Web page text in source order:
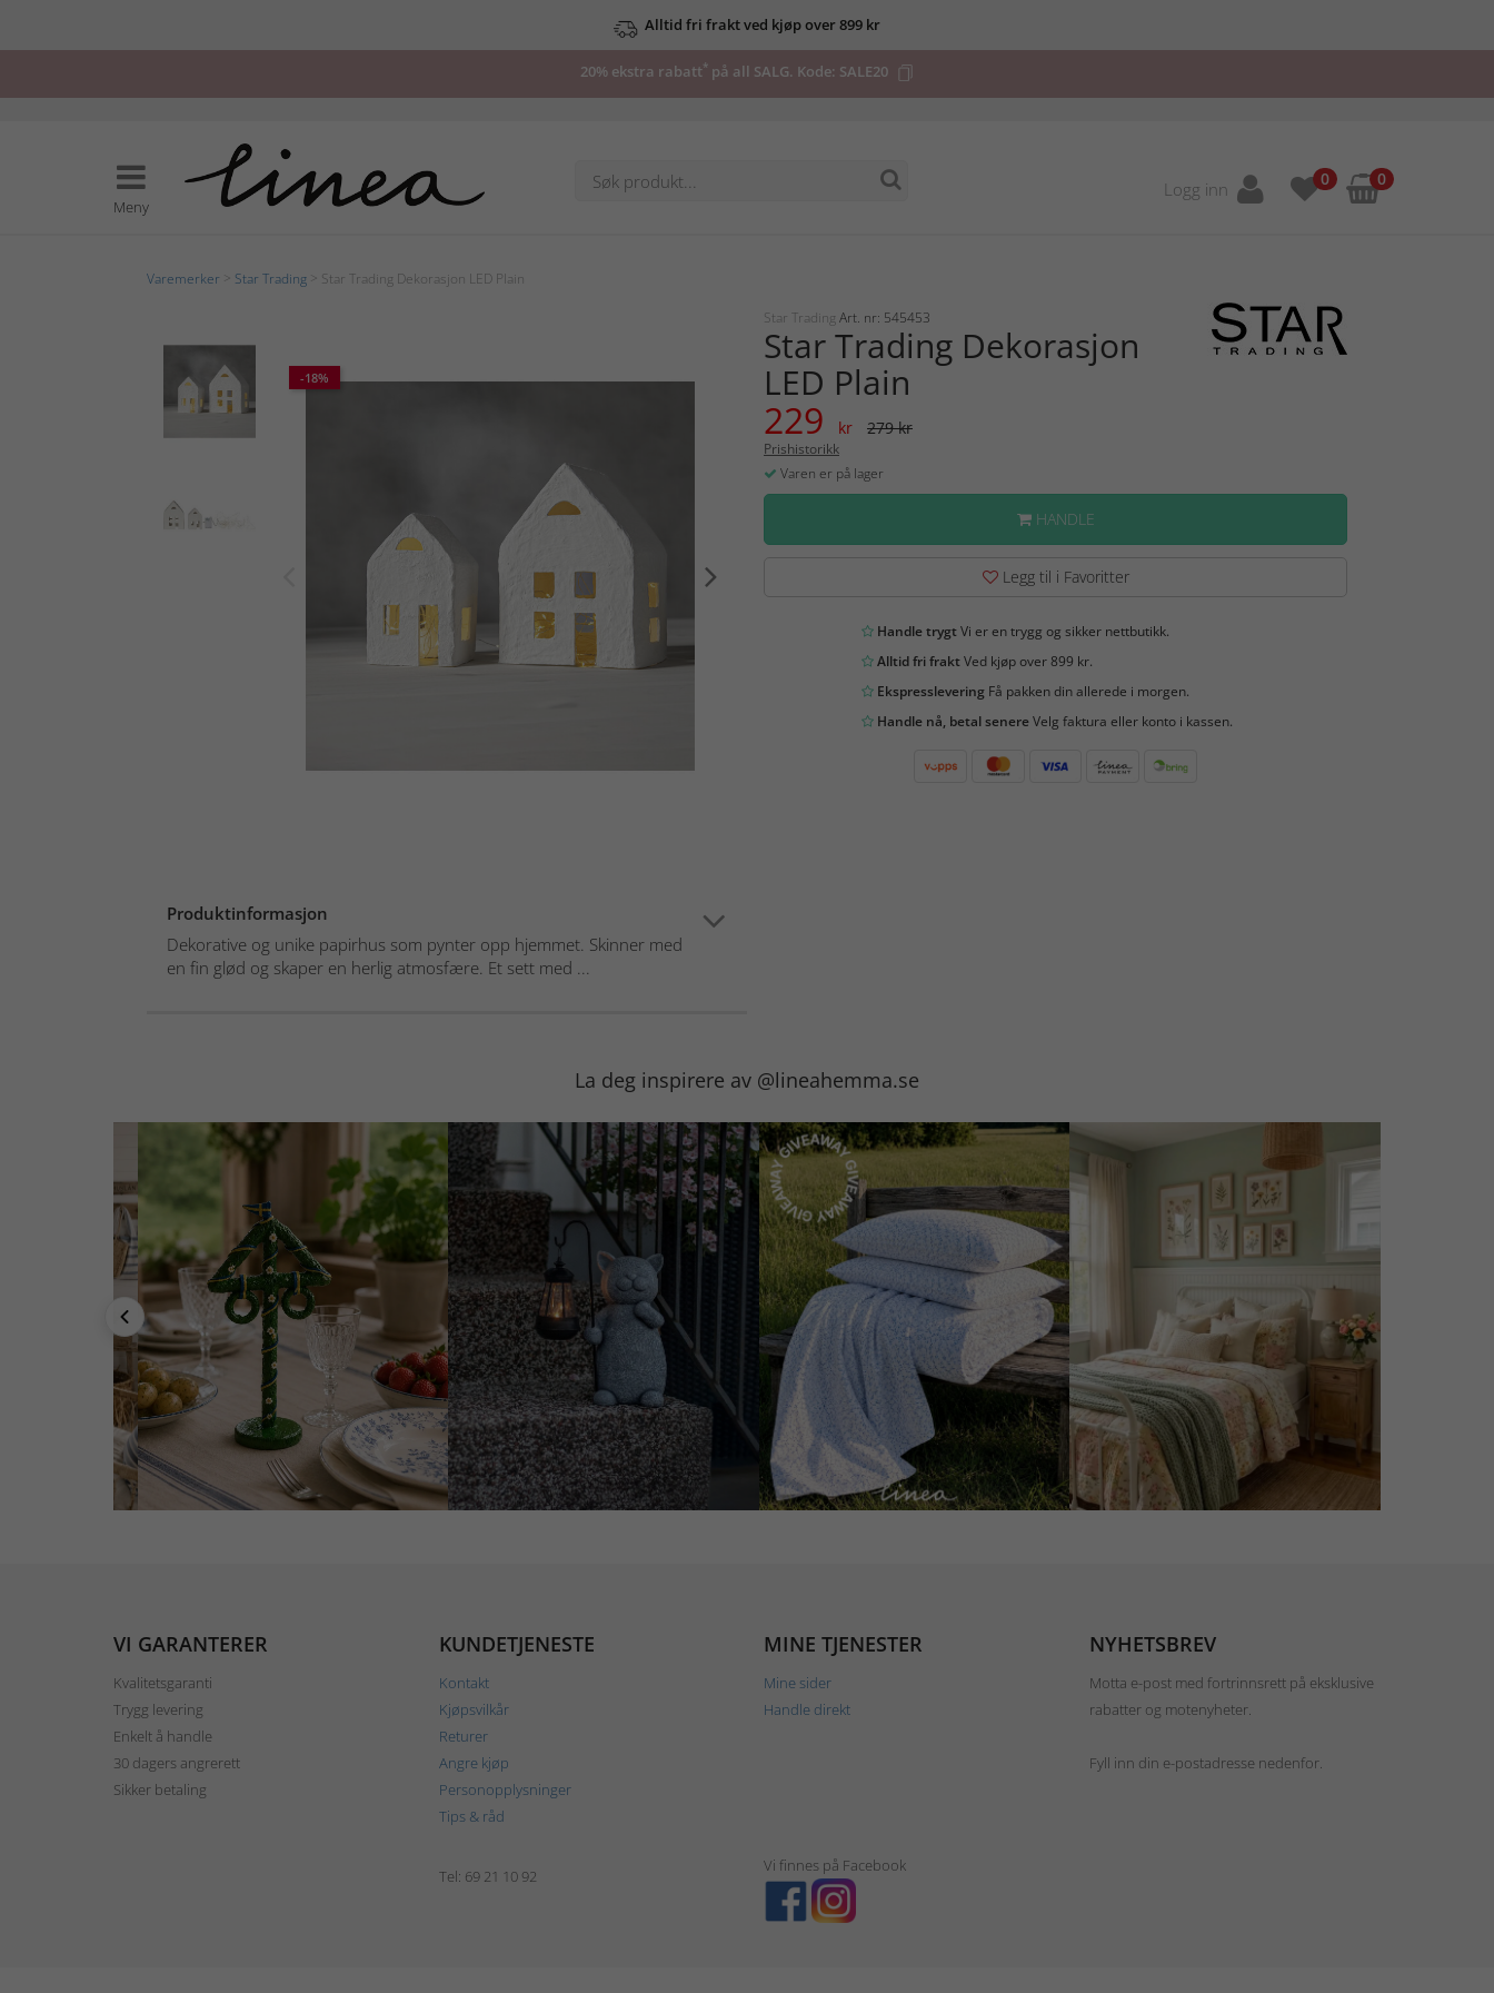
Alltid fri frakt ved kjøp over 899 kr
20% ekstra rabatt* på all SALG. Kode: SALE20
Meny
Logg inn 0 0
Varemerker Star Trading > Star Trading Dekorasjon LED Plain
-18%
Produktinformasjon
Dekorative og unike papirhus som pynter opp hjemmet. Skinner med
en fin glød og skaper en herlig atmosfære. Et sett med ...
Star Trading Art. nr: 545453
Star Trading Dekorasjon
LED Plain
229 kr 279 kr
Prishistorikk
Varen er på lager
HANDLE
Legg til i Favoritter
Handle trygtVi er en trygg og sikker nettbutikk.
Alltid fri fraktVed kjøp over 899 kr.
EkspressleveringFå pakken din allerede i morgen.
Handle nå, betal senereVelg faktura eller konto i kassen.
La deg inspirere av @lineahemma.se
VI GARANTERER
Kvalitetsgaranti
Trygg levering
Enkelt å handle
30 dagers angrerett
Sikker betaling
KUNDETJENESTE
Kontakt
Kjøpsvilkår
Returer
Angre kjøp
Personopplysninger
Tips & råd
MINE TJENESTER
Mine sider
Handle direkt
NYHETSBREV
Motta e-post med fortrinnsrett på eksklusive
rabatter og motenyheter.
Fyll inn din e-postadresse nedenfor.
Tel: 69 21 10 92
Vi finnes på Facebook